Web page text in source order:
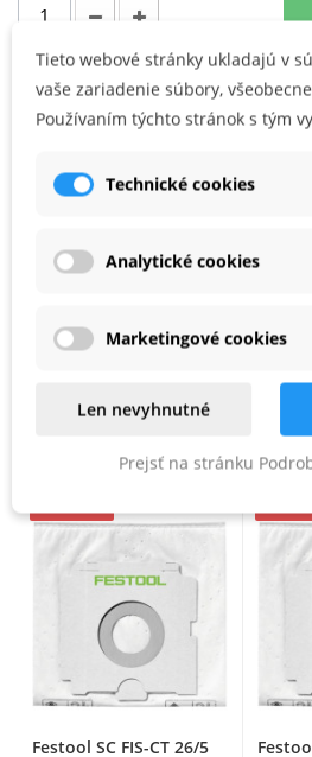
Používateľské prednosti
Vhodné pre
PODOBNÉ PRODUKTY
Festool SC FIS-CT 26/5
Tieto webové stránky ukladajú v
vaše zariadenie súbory,
Používaním týchto stránok s tým
Technické cookies
Analytické cookies
Marketingové cookies
Len nevyhnutné
Prejsť na stránku